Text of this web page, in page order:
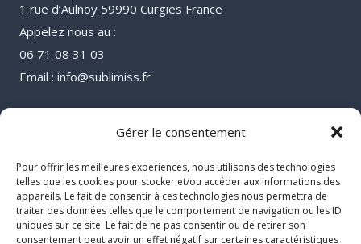
Gérer le consentement
Pour offrir les meilleures expériences, nous utilisons des technologies
telles que les cookies pour stocker et/ou accéder aux informations des
appareils. Le fait de consentir à ces technologies nous permettra de
traiter des données telles que le comportement de navigation ou les ID
uniques sur ce site. Le fait de ne pas consentir ou de retirer son
consentement peut avoir un effet négatif sur certaines caractéristiques
1 rue d’Aulnoy 59990 Curgies France
Appelez nous au :
06 71 08 31 03
Email : info@sublimiss.fr